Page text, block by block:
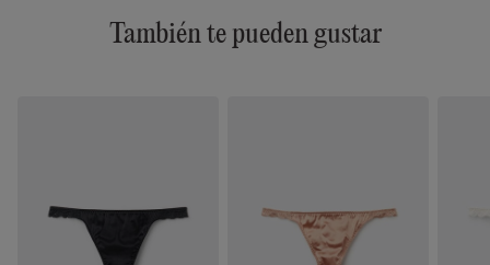
También te pueden gustar